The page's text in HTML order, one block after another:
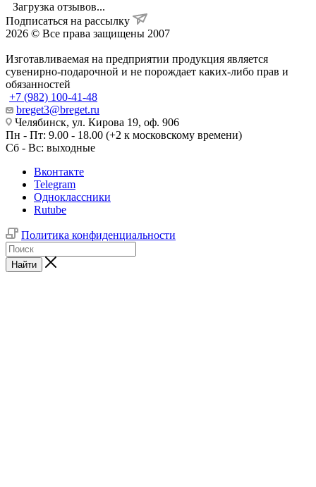
Загрузка отзывов...
Подписаться на рассылку
2026 © Все права защищены 2007
Изготавливаемая на предприятии продукция является
сувенирно-подарочной и не порождает каких-либо прав и
обязанностей
+7 (982) 100-41-48
breget3@breget.ru
Челябинск, ул. Кирова 19, оф. 906
Пн - Пт: 9.00 - 18.00 (+2 к московскому времени)
Сб - Вс: выходные
Вконтакте
Telegram
Одноклассники
Rutube
Политика конфиденциальности
Найти